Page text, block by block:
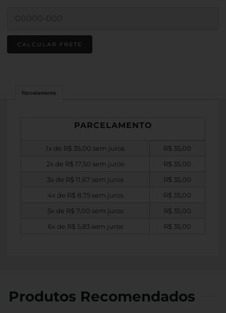
Parcelamento
PARCELAMENTO
1x de R$ 35,00 sem juros R$ 35,00
2x de R$ 17,50 sem juros R$ 35,00
3x de R$ 11,67 sem juros R$ 35,00
4x de R$ 8,75sem juros R$ 35,00
5x de R$ 7,00 sem juros R$ 35,00
6x de R$ 5,83sem juros R$ 35,00
Produtos Recomendados